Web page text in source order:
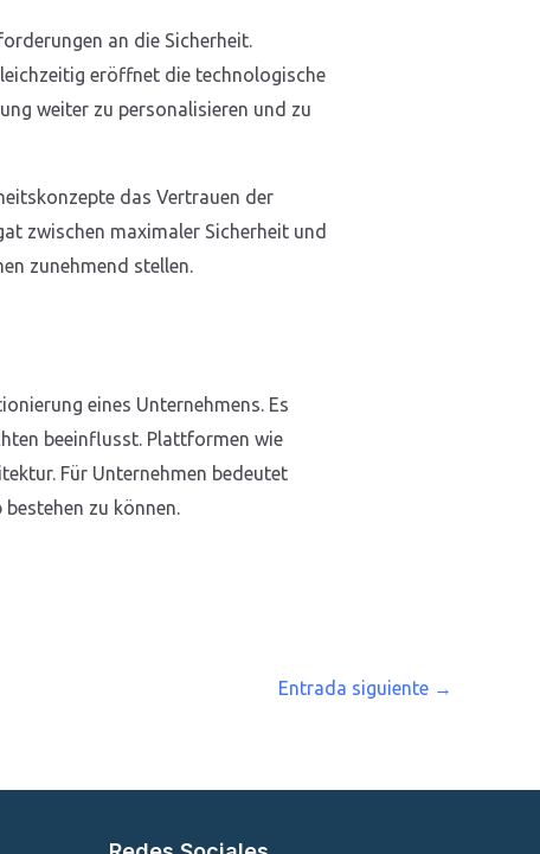
an die Sicherheit.
eröffnet die technologische
weiter zu personalisieren und zu
das Vertrauen der
zwischen maximaler Sicherheit und
zunehmend stellen.
eines Unternehmens. Es
beeinflusst. Plattformen wie
Für Unternehmen bedeutet
zu können.
Entrada siguiente →